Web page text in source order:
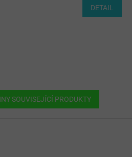
DETAIL
SOUVISEJÍCÍ PRODUKTY